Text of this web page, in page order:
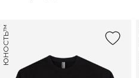
ЮНОСТЬ™